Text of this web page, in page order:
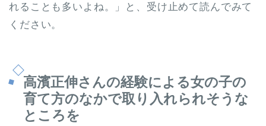
れることも多いよね。」と、受け止めて読んでみて
ください。
高濱正伸さんの経験による女の子の
育て方のなかで取り入れられそうな
ところを